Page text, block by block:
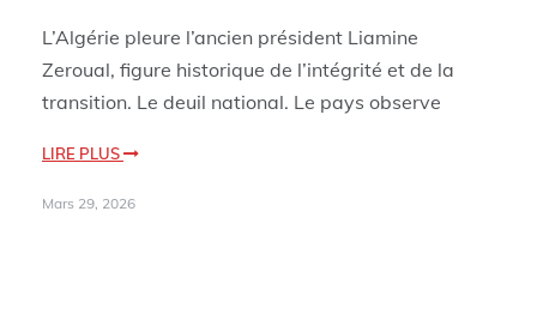
L’Algérie pleure l’ancien président Liamine
Zeroual, figure historique de l’intégrité et de la
transition. Le deuil national. Le pays observe
LIRE PLUS
Mars 29, 2026